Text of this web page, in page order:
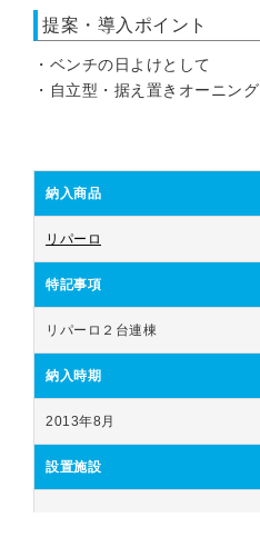
提案・導入ポイント
・ベンチの日よけとして
・自立型・据え置きオーニング
納入商品
リパーロ
特記事項
リパーロ２台連棟
納入時期
2013年8月
設置施設